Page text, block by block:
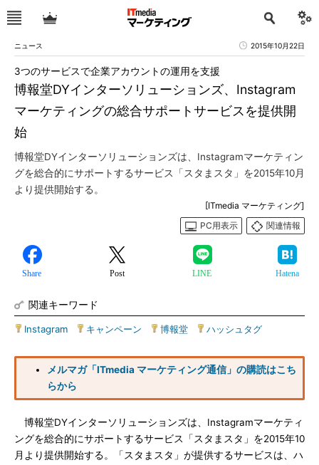
ニュース 2015年10月22日
博報堂DYインターソリューションズ、Instagram
マーケティングの総合サポートサービスを提供開
始
3つのサービスで企業アカウントの運用を支援
博報堂DYインターソリューションズは、Instagramマーケティン
グを総合的にサポートするサービス「スタまスタ」を2015年10月
より提供開始する。
[ITmedia マーケティング]
PC用表示
関連情報
Share Post LINE Hatena
関連キーワード
Instagram キャンペーン 博報堂 ハッシュタグ
メルマガ「ITmedia マーケティング通信」の購読はこち
らから
博報堂DYインターソリューションズは、Instagramマーケティ
ングを総合的にサポートするサービス「スタまスタ」を2015年10
月より提供開始する。「スタまスタ」が提供するサービスは、ハ